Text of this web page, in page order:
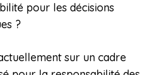
pour les décisions
?
sur un cadre